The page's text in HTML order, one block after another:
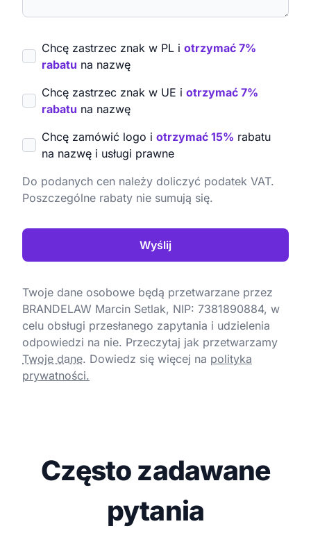
Chcę zastrzec znak w PL i otrzymać 7%
rabatu na nazwę
Chcę zastrzec znak w UE i otrzymać 7%
rabatu na nazwę
Chcę zamówić logo i otrzymać 15% rabatu
na nazwę i usługi prawne
Do podanych cen należy doliczyć podatek VAT.
Poszczególne rabaty nie sumują się.
Wyślij
Twoje dane osobowe będą przetwarzane przez
BRANDELAW Marcin Setlak, NIP: 7381890884, w
celu obsługi przesłanego zapytania i udzielenia
odpowiedzi na nie. Przeczytaj jak przetwarzamy
Twoje dane. Dowiedz się więcej na polityka
prywatności.
Często zadawane
pytania